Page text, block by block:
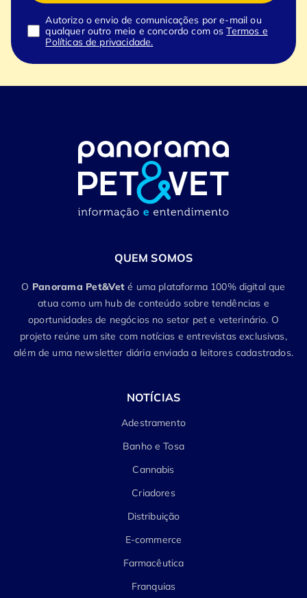
Autorizo o envio de comunicações por e-mail ou
qualquer outro meio e concordo com osTermos e
Políticas de privacidade.
QUEM SOMOS
O Panorama Pet&Vet é uma plataforma 100% digital que
atua como um hub de conteúdo sobre tendências e
oportunidades de negócios no setor pet e veterinário. O
projeto reúne um site com notícias e entrevistas exclusivas,
além de uma newsletter diária enviada a leitores cadastrados.
NOTÍCIAS
Adestramento
Banho e Tosa
Cannabis
Criadores
Distribuição
E-commerce
Farmacêutica
Franquias